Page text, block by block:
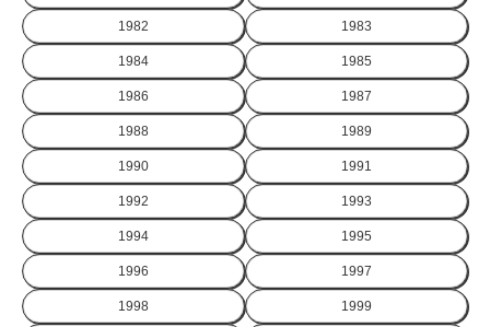
1982 1983
1984 1985
1986 1987
1988 1989
1990 1991
1992 1993
1994 1995
1996 1997
1998 1999